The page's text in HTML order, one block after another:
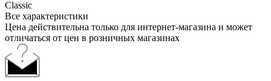
Classic
Все характеристики
Цена действительна только для интернет-магазина и может
отличаться от цен в розничных магазинах